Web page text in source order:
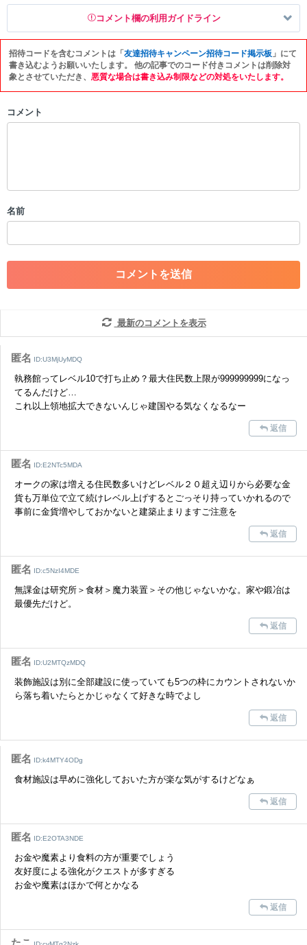
コメント欄の利用ガイドライン
以下の書き込みを禁止とし、場合によってはコメント削除や書き込み制
限を行う可能性がございます。 あらかじめご了承ください。
・スパムなど、記事内容と関係のない投稿
・その他、管理者が不適切と判断した投稿
コメントの削除を申請する ※投稿内容を確認後、順次対応さ
った場合は、法的措置をとらせていただく場合もございますので、あら
招待コードを含むコメントは「友達招待キャンペーン招待コード掲示板 」にて
書き込むようお願いいたします。 他の記事でのコード付きコメントは削除対
象とさせていただき、 悪質な場合は書き込み制限などの対処をいたします。
コメント
名前
最新のコメントを表示
匿名 ID:U3MjUyMDQ
執務館ってレベル10で打ち止め？最大住民数上限が999999999になっ
てるんだけど…
これ以上領地拡大できないんじゃ建国やる気なくなるなー
返信
匿名 ID:E2NTc5MDA
オークの家は増える住民数多いけどレベル２０超え辺りから必要な金
貨も万単位で立て続けレベル上げするとごっそり持っていかれるので
事前に金貨増やしておかないと建築止まりますご注意を
返信
匿名 ID:c5NzI4MDE
無課金は研究所＞食材＞魔力装置＞その他じゃないかな。家や鍛冶は
最優先だけど。
返信
匿名 ID:U2MTQzMDQ
装飾施設は別に全部建設に使っていても5つの枠にカウントされないか
ら落ち着いたらとかじゃなくて好きな時でよし
返信
匿名 ID:k4MTY4ODg
食材施設は早めに強化しておいた方が楽な気がするけどなぁ
返信
匿名 ID:E2OTA3NDE
お金や魔素より食料の方が重要でしょう
友好度による強化がクエストが多すぎる
お金や魔素はほかで何とかなる
返信
たこ